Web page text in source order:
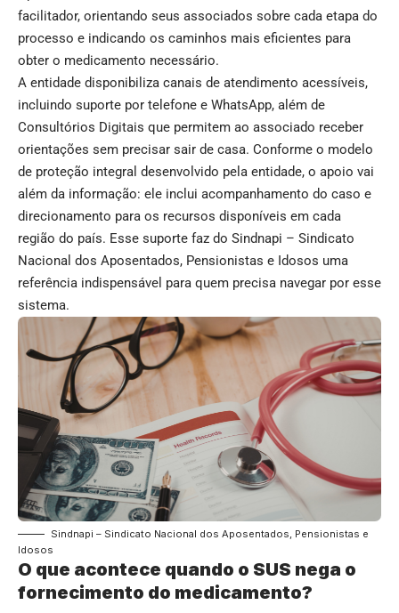
facilitador, orientando seus associados sobre cada etapa do
processo e indicando os caminhos mais eficientes para
obter o medicamento necessário.
A entidade disponibiliza canais de atendimento acessíveis,
incluindo suporte por telefone e WhatsApp, além de
Consultórios Digitais que permitem ao associado receber
orientações sem precisar sair de casa. Conforme o modelo
de proteção integral desenvolvido pela entidade, o apoio vai
além da informação: ele inclui acompanhamento do caso e
direcionamento para os recursos disponíveis em cada
região do país. Esse suporte faz do Sindnapi – Sindicato
Nacional dos Aposentados, Pensionistas e Idosos uma
referência indispensável para quem precisa navegar por esse
sistema.
Sindnapi – Sindicato Nacional dos Aposentados, Pensionistas e
Idosos
O que acontece quando o SUS nega o
fornecimento do medicamento?